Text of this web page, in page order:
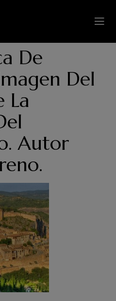
De
Del
La
Autor